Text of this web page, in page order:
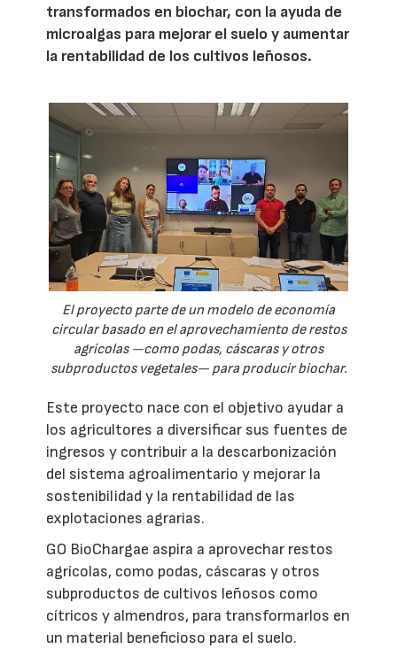
transformados en biochar, con la ayuda de
microalgas para mejorar el suelo y aumentar
la rentabilidad de los cultivos leñosos.
El proyecto parte de un modelo de economía
circular basado en el aprovechamiento de restos
agrícolas —como podas, cáscaras y otros
subproductos vegetales— para producir biochar.
Este proyecto nace con el objetivo ayudar a
los agricultores a diversificar sus fuentes de
ingresos y contribuir a la descarbonización
del sistema agroalimentario y mejorar la
sostenibilidad y la rentabilidad de las
explotaciones agrarias.
GO BioChargae aspira a aprovechar restos
agrícolas, como podas, cáscaras y otros
subproductos de cultivos leñosos como
cítricos y almendros, para transformarlos en
un material beneficioso para el suelo.